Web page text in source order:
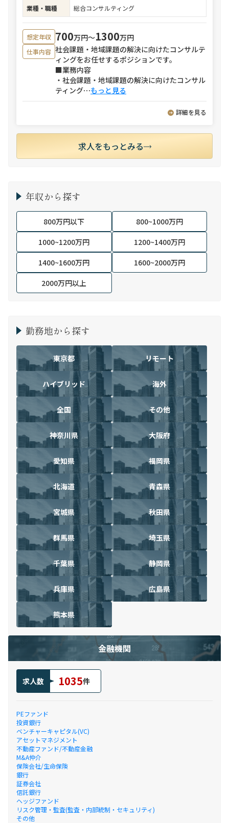
業種・職種 総合コンサルティング
想定年収 700万円〜1300万円
仕事内容 社会課題・地域課題の解決に向けたコンサルテ
ィングをお任せするポジションです。
■業務内容
・社会課題・地域課題の解決に向けたコンサル
ティング⋯もっと見る
詳細を見る
求人をもっとみる
年収から探す
800万円以下
800~1000万円
1000~1200万円
1200~1400万円
1400~1600万円
1600~2000万円
2000万円以上
勤務地から探す
東京都 リモート
ハイブリッド 海外
全国 その他
神奈川県 大阪府
愛知県 福岡県
北海道 青森県
宮城県 秋田県
群馬県 埼玉県
千葉県 静岡県
兵庫県 広島県
熊本県
金融機関
求人数 1035件
PEファンド
投資銀行
ベンチャーキャピタル(VC)
アセットマネジメント
不動産ファンド/不動産金融
M&A仲介
保険会社/生命保険
銀行
証券会社
信託銀行
ヘッジファンド
リスク管理・監査(監査・内部統制・セキュリティ)
その他